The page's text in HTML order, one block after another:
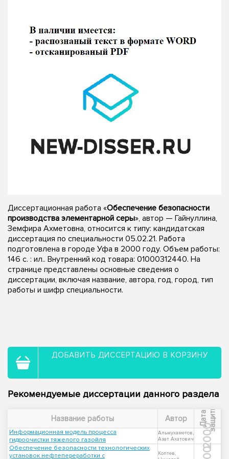
Диссертационная работа «Обеспечение безопасности
производства элементарной серы», автор — Гайнуллина,
Земфира Ахметовна, относится к типу: кандидатская
диссертация по специальности 05.02.21. Работа
подготовлена в городе Уфа в 2000 году. Объем работы:
146 с. : ил.. Внутренний код товара: 01000312440. На
странице представлены основные сведения о
диссертации, включая название, автора, год, город, тип
работы и шифр специальности.
ДОБАВИТЬ ДИССЕРТАЦИЮ В КОРЗИНУ
Рекомендуемые диссертации данного раздела
Название работы Автор Д
а
т
а
з
а
щ
и
ты
Информационная модель процесса
гидроочистки тяжелого газойля
Альмухаметов,
Азат Ахатович
2000
Обеспечение безопасности технологических
установок нефтепереработки с
Коптев,